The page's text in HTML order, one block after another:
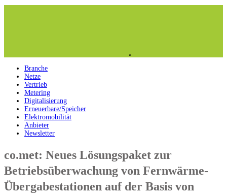
Branche
Netze
Vertrieb
Metering
Digitalisierung
Erneuerbare/Speicher
Elektromobilität
Anbieter
Newsletter
co.met: Neues Lösungspaket zur
Betriebsüberwachung von Fernwärme-
Übergabestationen auf der Basis von